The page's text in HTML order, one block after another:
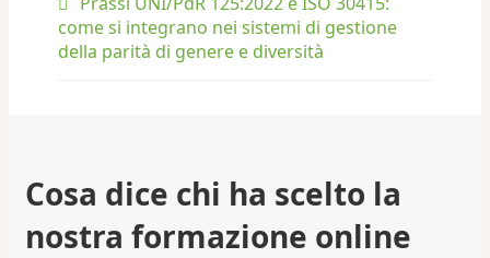
come si integrano nei sistemi di gestione
della parità di genere e diversità
Cosa dice chi ha scelto la
nostra formazione online